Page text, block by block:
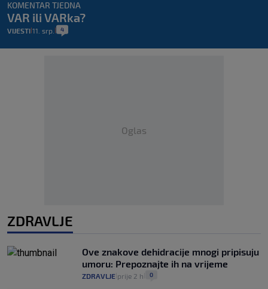
KOMENTAR TJEDNA
VAR ili VARka?
VIJESTI 11. srp. 4
Oglas
ZDRAVLJE
Ove znakove dehidracije mnogi pripisuju
umoru: Prepoznajte ih na vrijeme
ZDRAVLJE prije 2 h 0